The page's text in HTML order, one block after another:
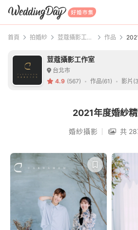
WeddingDay 好婚
首頁 拍婚紗 荳蔻攝影工作室 作品
荳蔻攝影工作室
台北市
4.9 (567) 作品(61) 影片
2021年度婚紗
婚紗攝影 共